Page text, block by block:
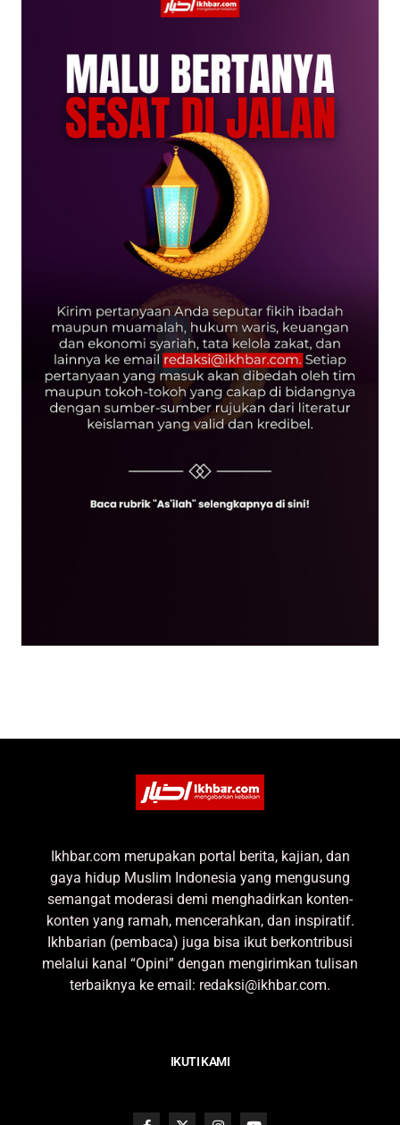
Ikhbar.com merupakan portal berita, kajian, dan
gaya hidup Muslim Indonesia yang mengusung
semangat moderasi demi menghadirkan konten-
konten yang ramah, mencerahkan, dan inspiratif.
Ikhbarian (pembaca) juga bisa ikut berkontribusi
melalui kanal “Opini” dengan mengirimkan tulisan
terbaiknya ke email: redaksi@ikhbar.com.
IKUTI KAMI